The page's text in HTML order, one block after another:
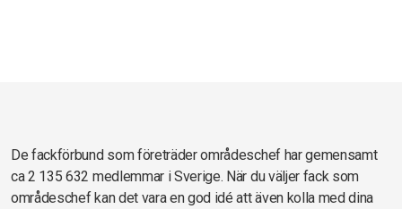
De fackförbund som företräder områdeschef har gemensamt
ca 2 135 632 medlemmar i Sverige. När du väljer fack som
områdeschef kan det vara en god idé att även kolla med dina